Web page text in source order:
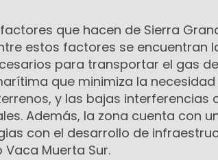
que hacen de Sierra
estos factores se encuentran
para transportar el gas
que minimiza la
y las bajas interferencias
Además, la zona cuenta con
con el desarrollo de
Muerta Sur.